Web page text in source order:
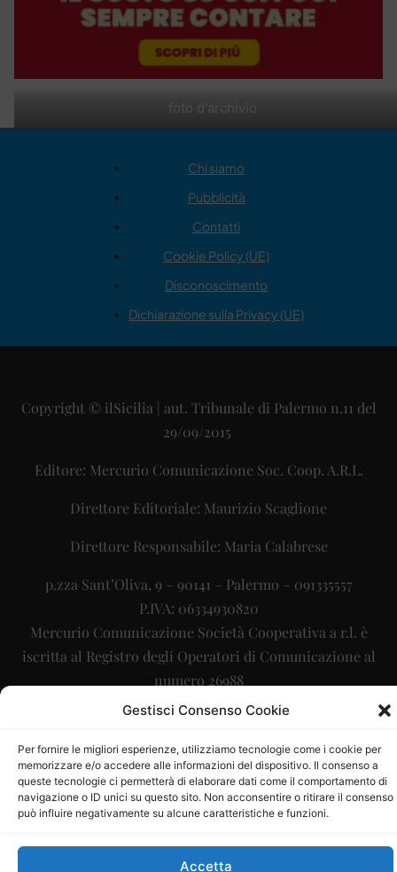
Gestisci Consenso Cookie
Per fornire le migliori esperienze, utilizziamo tecnologie come i cookie per
memorizzare e/o accedere alle informazioni del dispositivo. Il consenso a
queste tecnologie ci permetterà di elaborare dati come il comportamento di
navigazione o ID unici su questo sito. Non acconsentire o ritirare il consenso
può influire negativamente su alcune caratteristiche e funzioni.
Accetta
foto d'archivio
Chi siamo
Pubblicità
Contatti
Cookie Policy (UE)
Disconoscimento
Dichiarazione sulla Privacy (UE)
Copyright © ilSicilia | aut. Tribunale di Palermo n.11 del
29/09/2015
Editore: Mercurio Comunicazione Soc. Coop. A.R.L.
Direttore Editoriale: Maurizio Scaglione
Direttore Responsabile: Maria Calabrese
p.zza Sant’Oliva, 9 – 90141 – Palermo – 091335557
P.IVA: 06334930820
Mercurio Comunicazione Società Cooperativa a r.l. è
iscritta al Registro degli Operatori di Comunicazione al
numero 26988
Sito gestito daLa Digitale srl– info@ladigitale.it